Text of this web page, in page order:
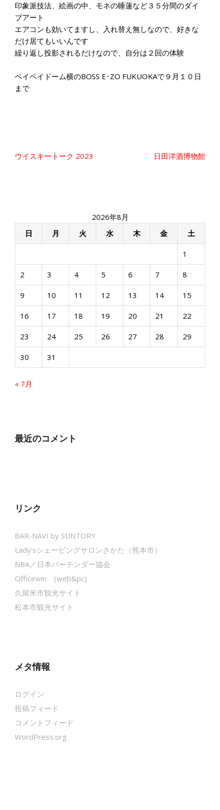
印象派技法、絵画の中、モネの睡蓮など３５分間のダイ
ブアート
エアコンも効いてますし、入れ替え無しなので、好きな
だけ居てもいいんです
繰り返し投影されるだけなので、自分は２回の体験
ペイペイドーム横のBOSS E･ZO FUKUOKAで９月１０日
まで
投
シ
ン
ウイスキートーク 2023 日田洋酒博物館
2026年8月
日
月 火 水 木 金 土
1
2 3 4 5 6 7 8
9 10 11 12 13 14 15
16 17 18 19 20 21 22
23 24 25 26 27 28 29
30 31
« 7月
最近のコメント
リンク
BAR-NAVI by SUNTORY
Lady'sシェービングサロンさかた（熊本市）
NBA／日本バーテンダー協会
Officewin (web&pc)
久留米市観光サイト
松本市観光サイト
メタ情報
ログイン
投稿フィード
コメントフィード
WordPress.org